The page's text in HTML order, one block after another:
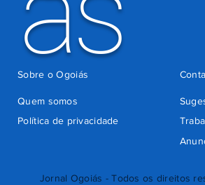
Jornal Ogoiás - Todos os direitos
Quem somos
Política de privacidade
Sobre o Ogoiás